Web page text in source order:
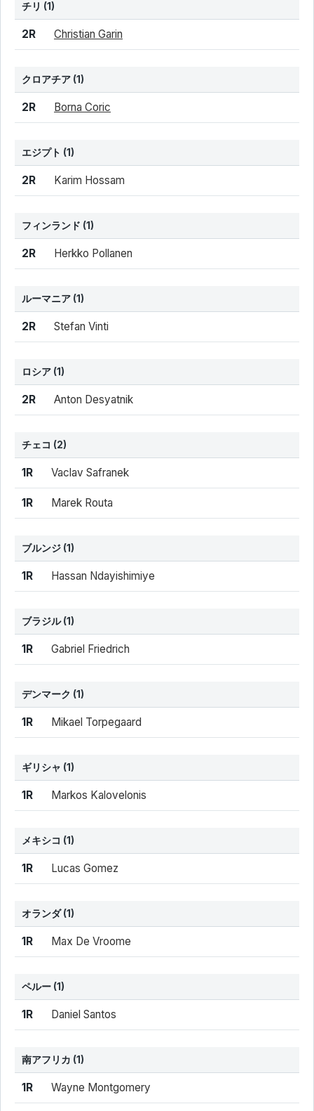
チリ (1)
結果 シード 選手名
2R Christian Garin
クロアチア (1)
結果 シード 選手名
2R Borna Coric
エジプト (1)
結果 シード 選手名
2R Karim Hossam
フィンランド (1)
結果 シード 選手名
2R Herkko Pollanen
ルーマニア (1)
結果 シード 選手名
2R Stefan Vinti
ロシア (1)
結果 シード 選手名
2R Anton Desyatnik
チェコ (2)
結果 シード 選手名
1R Vaclav Safranek
1R Marek Routa
ブルンジ (1)
結果 シード 選手名
1R Hassan Ndayishimiye
ブラジル(1)
結果 シード 選手名
1R Gabriel Friedrich
デンマーク (1)
結果 シード 選手名
1R Mikael Torpegaard
ギリシャ (1)
結果 シード 選手名
1R Markos Kalovelonis
メキシコ (1)
結果 シード 選手名
1R Lucas Gomez
オランダ(1)
結果 シード 選手名
1R Max De Vroome
ペルー (1)
結果 シード 選手名
1R Daniel Santos
南アフリカ (1)
結果 シード 選手名
1R Wayne Montgomery